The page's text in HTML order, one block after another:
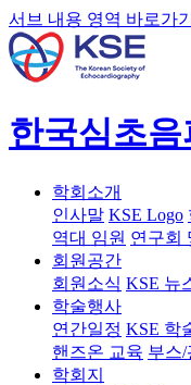
서브 내용 영역 바로가기
한국심초음
학회소개
인사말 KSE Logo
역대 임원 연구회
회원공간
회원소식 KSE 뉴
학술행사
연간일정 KSE 학
핸즈온 교육 부스/
학회지